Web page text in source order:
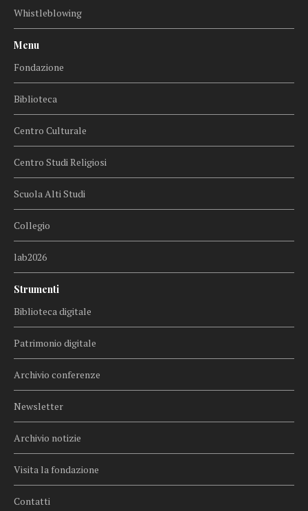
Whistleblowing
Menu
Fondazione
Biblioteca
Centro Culturale
Centro Studi Religiosi
Scuola Alti Studi
Collegio
lab2026
Strumenti
Biblioteca digitale
Patrimonio digitale
Archivio conferenze
Newsletter
Archivio notizie
Visita la fondazione
Contatti